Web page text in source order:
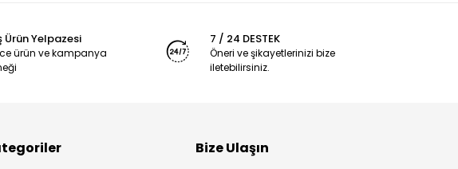
Ürün Yelpazesi
ürün ve kampanya
7 / 24 DESTEK
Öneri ve şikayetlerinizi bize
iletebilirsiniz.
Bize Ulaşın